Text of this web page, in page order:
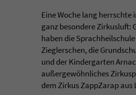
Eine Woche lang herrschte
ganz besondere Zirkusluft:
haben die
Zieglerschen, die
und der Kindergarten
außergewöhnliches
dem Zirkus ZappZarap aus